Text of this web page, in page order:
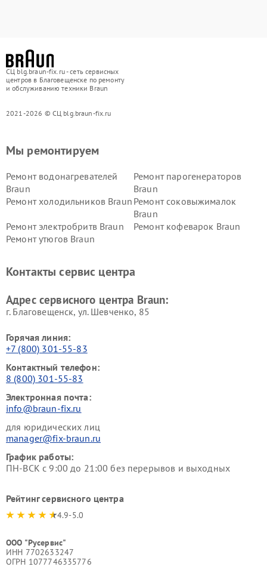
СЦ blg.braun-fix.ru - сеть сервисных
центров в Благовещенске по ремонту
и обслуживанию техники Braun
2021-2026 © СЦ blg.braun-fix.ru
Мы ремонтируем
Ремонт водонагревателей
Braun
Ремонт парогенераторов
Braun
Ремонт холодильников Braun Ремонт соковыжималок
Braun
Ремонт электробритв Braun
Ремонт кофеварок Braun
Ремонт утюгов Braun
Контакты сервис центра
Адрес сервисного центра Braun:
г. Благовещенск, ул. Шевченко, 85
Горячая линия:
+7 (800) 301-55-83
Контактный телефон:
8 (800) 301-55-83
Электронная почта:
info@braun-fix.ru
для юридических лиц
manager@fix-braun.ru
График работы:
ПН-ВСК с 9:00 до 21:00 без перерывов и выходных
Рейтинг сервисного центра
4.9-5.0
ООО "Русервис"
ИНН 7702633247
ОГРН 1077746335776